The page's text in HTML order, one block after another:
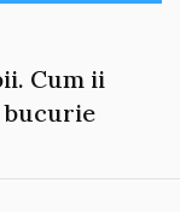
Cum ii
bucurie